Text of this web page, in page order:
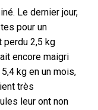
Le dernier jour,
pour un
perdu 2,5 kg
encore maigri
kg en un mois,
très
leur ont non